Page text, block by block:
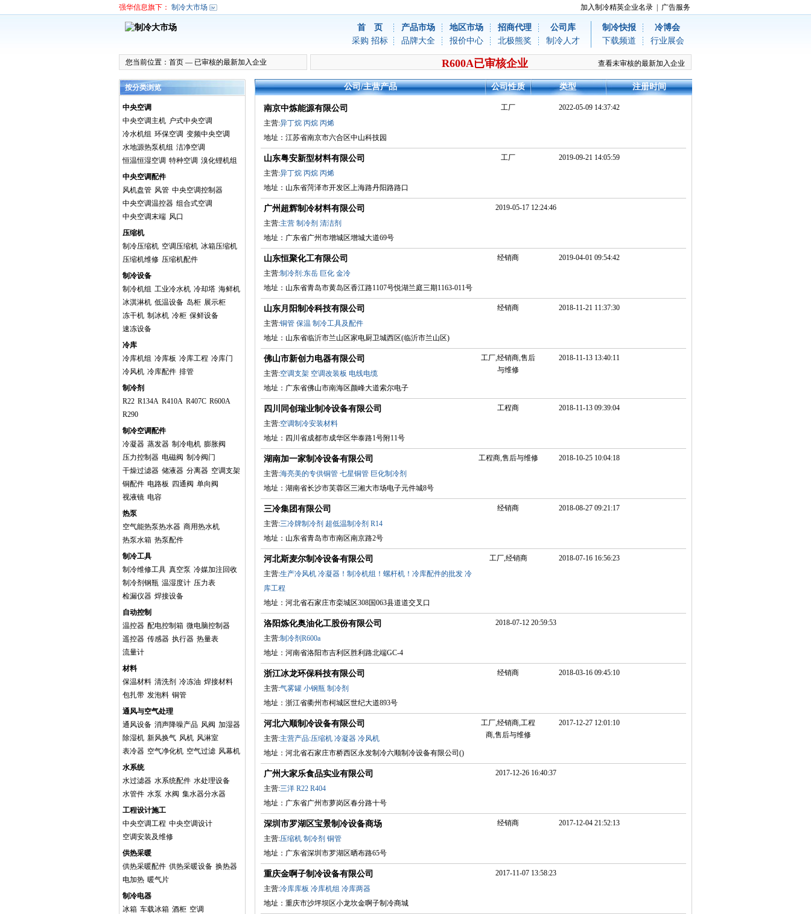
强华信息旗下： 制冷大市场 加入制冷精英企业名录 广告服务
首 页 产品市场 地区市场 招商代理 公司库 制冷快报
冷博会
采购 招标 品牌大全 报价中心 北极熊奖 制冷人才 下载频道 行业展会
您当前位置： 首页 — 已审核的最新加入企业 R600A已审核企业 查看未审核的最新加入企业
按分类浏览
中央空调
中央空调主机 户式中央空调
冷水机组 环保空调 变频中央空调
水地源热泵机组 洁净空调
恒温恒湿空调 特种空调 溴化锂机组
中央空调配件
风机盘管 风管 中央空调控制器
中央空调温控器 组合式空调
中央空调末端 风口
压缩机
制冷压缩机 空调压缩机 冰箱压缩机
压缩机维修 压缩机配件
制冷设备
制冷机组 工业冷水机 冷却塔 海鲜机
冰淇淋机 低温设备 岛柜 展示柜
冻干机 制冰机 冷柜 保鲜设备
速冻设备
冷库
冷库机组 冷库板 冷库工程 冷库门
冷风机 冷库配件 排管
制冷剂
R22 R134A R410A R407C R600A
R290
制冷空调配件
冷凝器 蒸发器 制冷电机 膨胀阀
压力控制器 电磁阀 制冷阀门
干燥过滤器 储液器 分离器 空调支架
铜配件 电路板 四通阀 单向阀
视液镜 电容
热泵
空气能热泵热水器 商用热水机
热泵水箱 热泵配件
制冷工具
制冷维修工具 真空泵 冷媒加注回收
制冷剂钢瓶 温湿度计 压力表
检漏仪器 焊接设备
自动控制
温控器 配电控制箱 微电脑控制器
遥控器 传感器 执行器 热量表
流量计
材料
保温材料 清洗剂 冷冻油 焊接材料
包扎带 发泡料 铜管
通风与空气处理
通风设备 消声降噪产品 风阀 加湿器
除湿机 新风换气 风机 风淋室
表冷器 空气净化机 空气过滤 风幕机
水系统
水过滤器 水系统配件 水处理设备
水管件 水泵 水阀 集水器分水器
工程设计施工
中央空调工程 中央空调设计
空调安装及维修
供热采暖
供热采暖配件 供热采暖设备 换热器
电加热 暖气片
制冷电器
冰箱 车载冰箱 酒柜 空调
公司/主营产品 公司性质 类型 注册时间
南京中炼能源有限公司
主营:异丁烷 丙烷 丙烯
地址：江苏省南京市六合区中山科技园
工厂 2022-05-09 14:37:42
山东粤安新型材料有限公司
主营:异丁烷 丙烷 丙烯
地址：山东省菏泽市开发区上海路丹阳路路口
工厂 2019-09-21 14:05:59
广州超辉制冷材料有限公司
主营:主营 制冷剂 清洁剂
地址：广东省广州市增城区增城大道69号
2019-05-17 12:24:46
山东恒聚化工有限公司
主营:制冷剂:东岳 巨化 金冷
地址：山东省青岛市黄岛区香江路1107号悦湖兰庭三期1163-011号
经销商 2019-04-01 09:54:42
山东月阳制冷科技有限公司
主营:铜管 保温 制冷工具及配件
地址：山东省临沂市兰山区家电厨卫城西区(临沂市兰山区)
经销商 2018-11-21 11:37:30
佛山市新创力电器有限公司
主营:空调支架 空调改装板 电线电缆
地址：广东省佛山市南海区颜峰大道索尔电子
工厂,经销商,售后
与维修
2018-11-13 13:40:11
四川同创瑞业制冷设备有限公司
主营:空调制冷安装材料
地址：四川省成都市成华区华泰路1号附11号
工程商 2018-11-13 09:39:04
湖南加一家制冷设备有限公司
主营:海亮美的专供铜管 七星铜管 巨化制冷剂
地址：湖南省长沙市芙蓉区三湘大市场电子元件城8号
工程商,售后与维修 2018-10-25 10:04:18
三冷集团有限公司
主营:三冷牌制冷剂 超低温制冷剂 R14
地址：山东省青岛市市南区南京路2号
经销商 2018-08-27 09:21:17
河北斯麦尔制冷设备有限公司
主营:生产冷风机 冷凝器！制冷机组！螺杆机！冷库配件的批发 冷
库工程
地址：河北省石家庄市栾城区308国063县道道交叉口
工厂,经销商 2018-07-16 16:56:23
洛阳炼化奥油化工股份有限公司
主营:制冷剂R600a
地址：河南省洛阳市吉利区胜利路北端GC-4
2018-07-12 20:59:53
浙江冰龙环保科技有限公司
主营:气雾罐 小钢瓶 制冷剂
地址：浙江省衢州市柯城区世纪大道893号
经销商 2018-03-16 09:45:10
河北六顺制冷设备有限公司
主营:主营产品:压缩机 冷凝器 冷风机
地址：河北省石家庄市桥西区永发制冷六顺制冷设备有限公司()
工厂,经销商,工程
商,售后与维修
2017-12-27 12:01:10
广州大家乐食品实业有限公司
主营:三洋 R22 R404
地址：广东省广州市萝岗区春分路十号
2017-12-26 16:40:37
深圳市罗湖区宝景制冷设备商场
主营:压缩机 制冷剂 铜管
地址：广东省深圳市罗湖区晒布路65号
经销商 2017-12-04 21:52:13
重庆金啊子制冷设备有限公司
主营:冷库库板 冷库机组 冷库两器
地址：重庆市沙坪坝区小龙坎金啊子制冷商城
2017-11-07 13:58:23